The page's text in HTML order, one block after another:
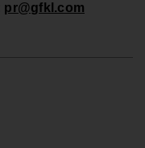
pr@gfkl.com